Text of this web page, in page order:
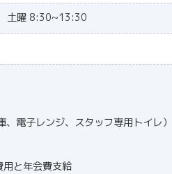
曜 8:30~13:30
電子レンジ、スタッフ専用トイレ）
と年会費支給